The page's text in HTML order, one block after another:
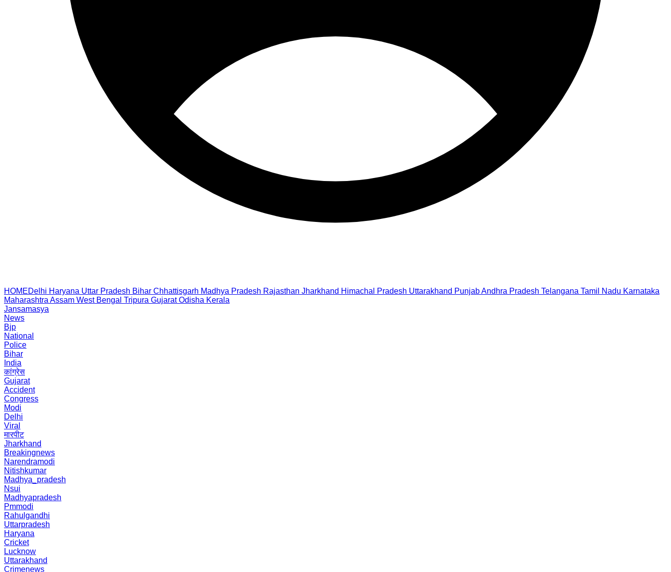
HOMEDelhi Haryana Uttar Pradesh Bihar Chhattisgarh Madhya Pradesh Rajasthan Jharkhand Himachal Pradesh Uttarakhand PunjabAndhra Pradesh Telangana Tamil Nadu Karnataka
Maharashtra Assam West Bengal Tripura Gujarat Odisha Kerala
Jansamasya
News
Bjp
National
Police
Bihar
India
कांग्रेस
Gujarat
Accident
Congress
Modi
Delhi
Viral
मारपीट
Jharkhand
Breakingnews
Narendramodi
Nitishkumar
Madhya_pradesh
Nsui
Madhyapradesh
Pmmodi
Rahulgandhi
Uttarpradesh
Haryana
Cricket
Lucknow
Uttarakhand
Crimenews